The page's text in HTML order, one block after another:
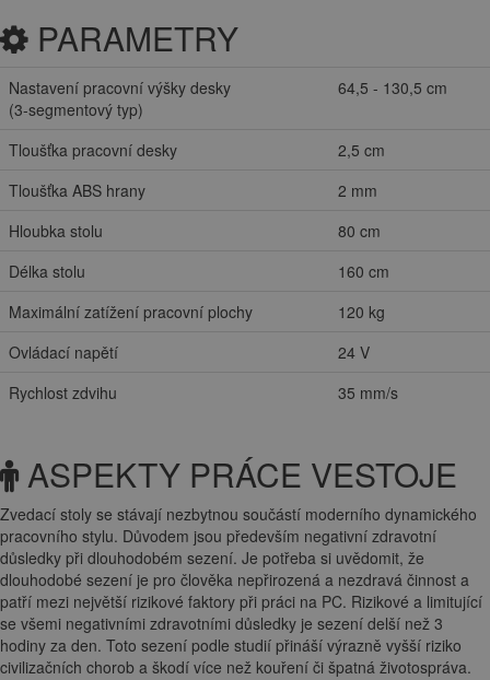
PARAMETRY
Nastavení pracovní výšky desky
(3-segmentový typ)
64,5 - 130,5 cm
Tloušťka pracovní desky
2,5 cm
Tloušťka ABS hrany
2 mm
Hloubka stolu
80 cm
Délka stolu
160 cm
Maximální zatížení pracovní plochy
120 kg
Ovládací napětí
24 V
Rychlost zdvihu
35 mm/s
ASPEKTY PRÁCE VESTOJE
Zvedací stoly se stávají nezbytnou součástí moderního dynamického
pracovního stylu. Důvodem jsou především negativní zdravotní
důsledky při dlouhodobém sezení. Je potřeba si uvědomit, že
dlouhodobé sezení je pro člověka nepřirozená a nezdravá činnost a
patří mezi největší rizikové faktory při práci na PC. Rizikové a limitující
se všemi negativními zdravotními důsledky je sezení delší než 3
hodiny za den. Toto sezení podle studií přináší výrazně vyšší riziko
civilizačních chorob a škodí více než kouření či špatná životospráva.